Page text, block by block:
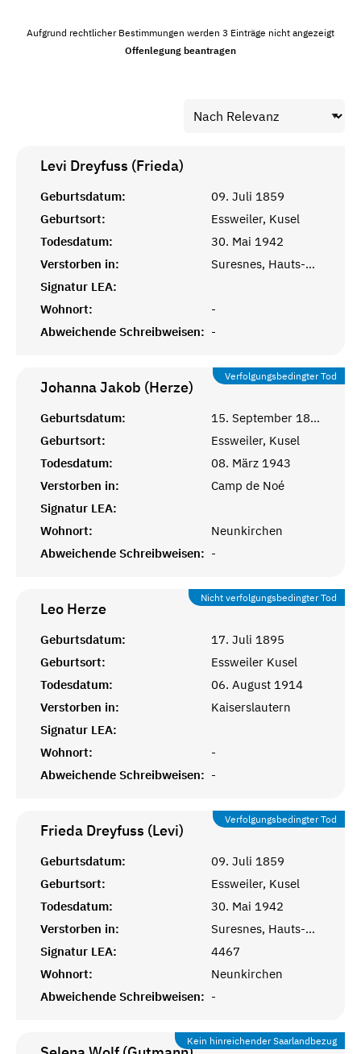
Aufgrund rechtlicher Bestimmungen werden 3 Einträge nicht angezeigt
Offenlegung beantragen
Levi Dreyfuss (Frieda)
Geburtsdatum:
09. Juli 1859
Geburtsort:
Essweiler, Kusel
Todesdatum:
30. Mai 1942
Verstorben in:
Suresnes, Hauts-de-Seine
Signatur LEA:
Wohnort:
-
Abweichende Schreibweisen: -
Verfolgungsbedingter Tod
Johanna Jakob (Herze)
Geburtsdatum:
15. September 1874
Geburtsort:
Essweiler, Kusel
Todesdatum:
08. März 1943
Verstorben in:
Camp de Noé
Signatur LEA:
Wohnort:
Neunkirchen
Abweichende Schreibweisen: -
Nicht verfolgungsbedingter Tod
Leo Herze
Geburtsdatum:
17. Juli 1895
Geburtsort:
Essweiler Kusel
Todesdatum:
06. August 1914
Verstorben in:
Kaiserslautern
Signatur LEA:
Wohnort:
-
Abweichende Schreibweisen: -
Verfolgungsbedingter Tod
Frieda Dreyfuss (Levi)
Geburtsdatum:
09. Juli 1859
Geburtsort:
Essweiler, Kusel
Todesdatum:
30. Mai 1942
Verstorben in:
Suresnes, Hauts-de-Seine
Signatur LEA:
4467
Wohnort:
Neunkirchen
Abweichende Schreibweisen: -
Kein hinreichender Saarlandbezug